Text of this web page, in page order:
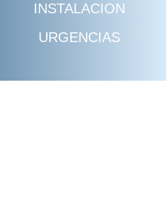
INSTALACION
URGENCIAS